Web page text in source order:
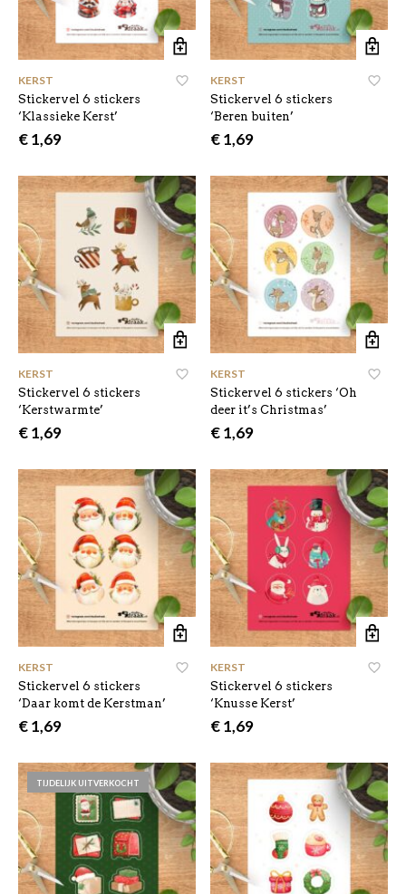
KERST
Stickervel 6 stickers
‘Klassieke Kerst’
€1,69
KERST
Stickervel 6 stickers
‘Beren buiten’
€1,69
KERST
Stickervel 6 stickers
‘Kerstwarmte’
€1,69
KERST
Stickervel 6 stickers ‘Oh
deer it’s Christmas’
€1,69
KERST
Stickervel 6 stickers
‘Daar komt de Kerstman’
€1,69
KERST
Stickervel 6 stickers
‘Knusse Kerst’
€1,69
TIJDELIJK UITVERKOCHT